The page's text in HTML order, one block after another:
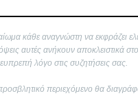
κάθε αναγνώστη να εκφράζει
αυτές ανήκουν αποκλειστικά
λόγο στις συζητήσεις σας.
περιεχόμενο θα